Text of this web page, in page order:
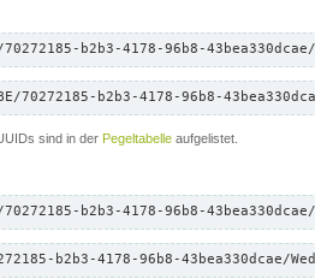
70272185-b2b3-4178-96b8-
70272185-b2b3-4178-96b8-
sind in der Pegeltabelle aufgelistet.
b2b3-4178-96b8-43bea330dcae/
b2b3-4178-96b8-43bea330dcae/